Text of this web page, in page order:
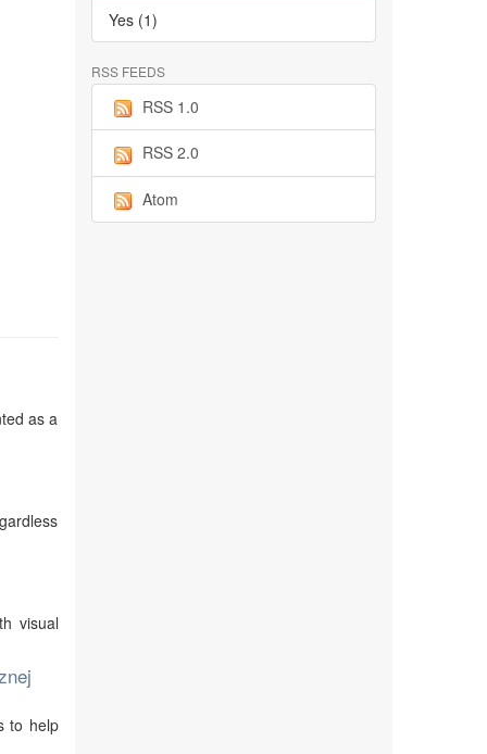
as a
visual
to help
Yes (1)
RSS FEEDS
RSS 1.0
RSS 2.0
Atom